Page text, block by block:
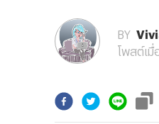
BY
โพสต์เมื่